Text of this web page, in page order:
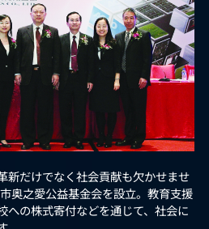
新だけでなく社会貢献も欠かせませ
奥之愛公益基金会を設立。教育支援
への株式寄付などを通じて、社会に